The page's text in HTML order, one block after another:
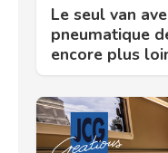
Le seul van
pneumatique
encore plus